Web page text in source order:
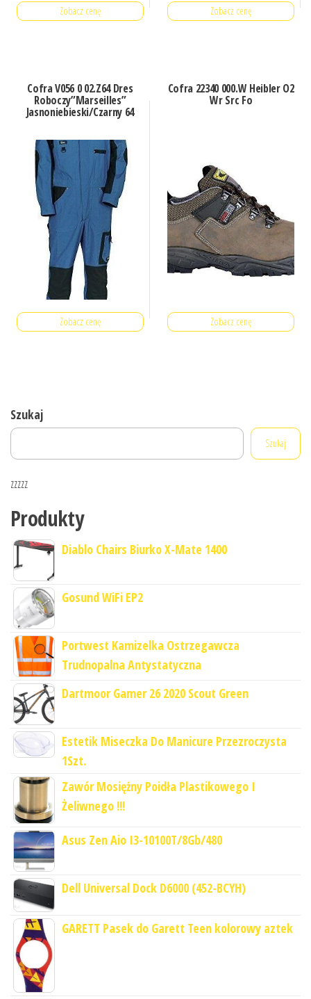
Zobacz cenę Zobacz cenę
Cofra V056 0 02.Z64 Dres
Roboczy”Marseilles”
Jasnoniebieski/Czarny 64
Zobacz cenę
Cofra 22340 000.W Heibler O2
Wr Src Fo
Zobacz cenę
Szukaj
Szukaj
zzzzz
Produkty
Diablo Chairs Biurko X-Mate 1400
Gosund WiFi EP2
Portwest Kamizelka Ostrzegawcza
Trudnopalna Antystatyczna
Dartmoor Gamer 26 2020 Scout Green
Estetik Miseczka Do Manicure Przezroczysta
1Szt.
Zawór Mosiężny Poidła Plastikowego I
Żeliwnego !!!
Asus Zen Aio I3-10100T/8Gb/480
Dell Universal Dock D6000 (452-BCYH)
GARETT Pasek do Garett Teen kolorowy aztek